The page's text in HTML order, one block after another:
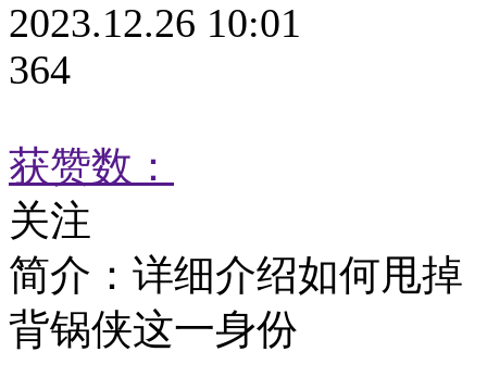
2023.12.26 10:01
364
获赞数：
关注
简介： 详细介绍如何甩掉
背锅侠这一身份